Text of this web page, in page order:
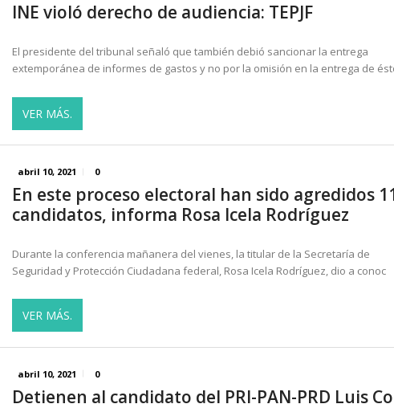
INE violó derecho de audiencia: TEPJF
El presidente del tribunal señaló que también debió sancionar la entrega
extemporánea de informes de gastos y no por la omisión en la entrega de
VER MÁS.
abril 10, 2021 0
En este proceso electoral han sido agredidos
candidatos, informa Rosa Icela Rodríguez
Durante la conferencia mañanera del vienes, la titular de la Secretaría de
Seguridad y Protección Ciudadana federal, Rosa Icela Rodríguez, dio a conoc
VER MÁS.
abril 10, 2021 0
Detienen al candidato del PRI-PAN-PRD Luis